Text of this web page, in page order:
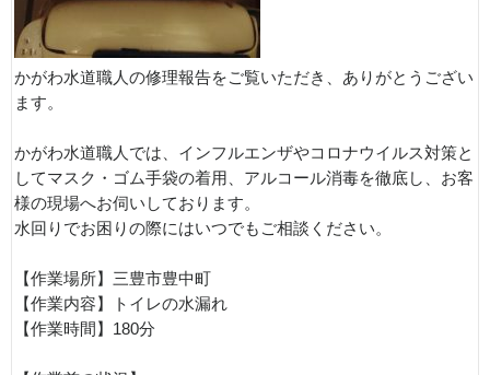
かがわ水道職人の修理報告をご覧いただき、ありがとうござい
ます。
かがわ水道職人では、インフルエンザやコロナウイルス対策と
してマスク・ゴム手袋の着用、アルコール消毒を徹底し、お客
様の現場へお伺いしております。
水回りでお困りの際にはいつでもご相談ください。
【作業場所】三豊市豊中町
【作業内容】トイレの水漏れ
【作業時間】180分